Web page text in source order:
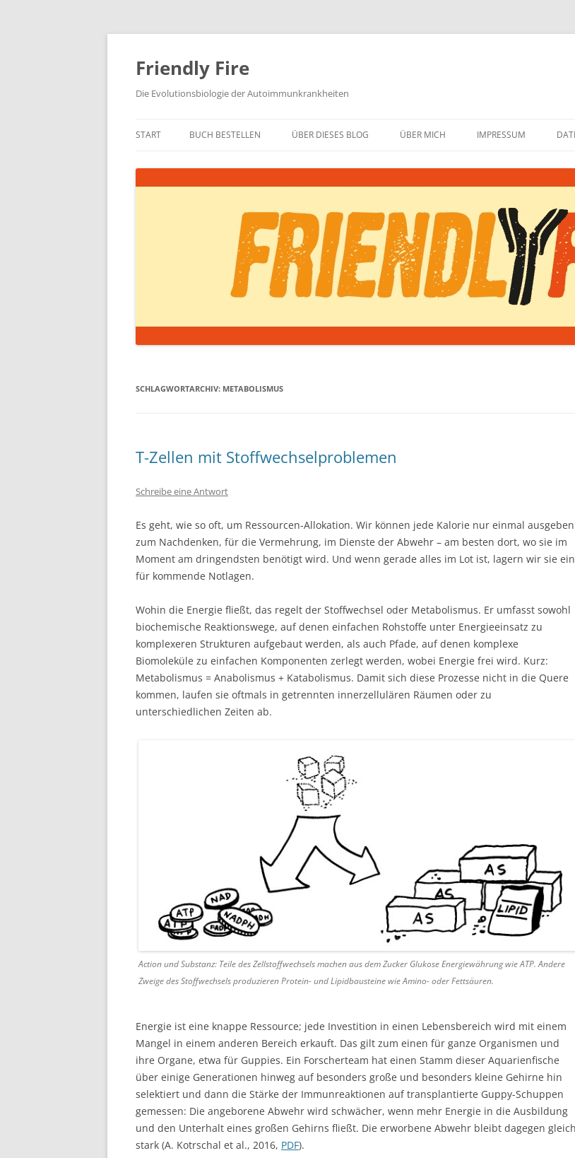
Zum
springen
Friendly Fire
Die Evolutionsbiologie der Autoimmunkrankheiten
START BUCH BESTELLEN ÜBER DIESES BLOG ÜBER MICH IMPRESSUM
SCHLAGWORTARCHIV: METABOLISMUS
T-Zellen mit Stoffwechselproblemen
Schreibe eine Antwort
Es geht, wie so oft, um Ressourcen-Allokation. Wir können jede Kalorie nur einmal
zum Nachdenken, für die Vermehrung, im Dienste der Abwehr – am besten dort, wo sie im
Moment am dringendsten benötigt wird. Und wenn gerade alles im Lot ist, lagern wir sie ein
für kommende Notlagen.
Wohin die Energie fließt, das regelt der Stoffwechsel oder Metabolismus. Er umfasst sowohl
biochemische Reaktionswege, auf denen einfachen Rohstoffe unter Energieeinsatz zu
komplexeren Strukturen aufgebaut werden, als auch Pfade, auf denen komplexe
Biomoleküle zu einfachen Komponenten zerlegt werden, wobei Energie frei wird. Kurz:
Metabolismus = Anabolismus + Katabolismus. Damit sich diese Prozesse nicht in die Quere
kommen, laufen sie oftmals in getrennten innerzellulären Räumen oder zu
unterschiedlichen Zeiten ab.
Action und Substanz: Teile des Zellstoffwechsels machen aus dem Zucker Glukose Energiewährung wie ATP. Andere
Zweige des Stoffwechsels produzieren Protein- und Lipidbausteine wie Amino- oder Fettsäuren.
Energie ist eine knappe Ressource; jede Investition in einen Lebensbereich wird mit einem
Mangel in einem anderen Bereich erkauft. Das gilt zum einen für ganze Organismen und
ihre Organe, etwa für Guppies. Ein Forscherteam hat einen Stamm dieser Aquarienfische
über einige Generationen hinweg auf besonders große und besonders kleine Gehirne hin
selektiert und dann die Stärke der Immunreaktionen auf transplantierte Guppy-Schuppen
gemessen: Die angeborene Abwehr wird schwächer, wenn mehr Energie in die Ausbildung
und den Unterhalt eines großen Gehirns fließt. Die erworbene Abwehr bleibt dagegen gleich
stark (A. Kotrschal et al., 2016, PDF).